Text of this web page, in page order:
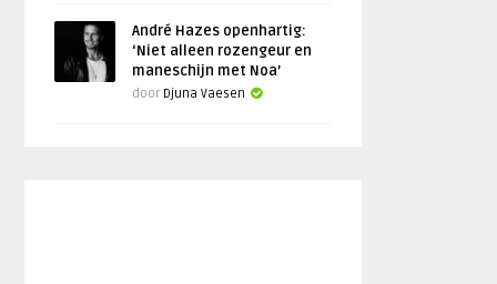
André Hazes openhartig:
‘Niet alleen rozengeur en
maneschijn met Noa’
door Djuna Vaesen